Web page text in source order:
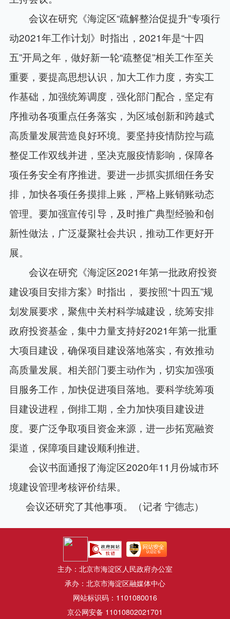
会议在研究《海淀区“疏解整治促提升”专项行
动2021年工作计划》时指出，2021年是“十四
五”开局之年，做好新一轮“疏整促”相关工作至关
重要，要提高思想认识，加大工作力度，夯实工
作基础，加强统筹调度，强化部门配合，坚定有
序推动各项重点任务落实，为区域创新和跨越式
高质量发展营造良好环境。要坚持疫情防控与疏
整促工作双线并进，坚决克服疫情影响，保障各
项任务安全有序推进。要进一步抓实抓细任务安
排，加快各项任务摸排上账，严格上账销账动态
管理。要加强宣传引导，及时推广典型经验和创
新性做法，广泛凝聚社会共识，推动工作更好开
展。
会议在研究《海淀区2021年第一批政府投资
建设项目安排方案》时指出， 要按照“十四五”规
划发展要求，聚焦中关村科学城建设，统筹安排
政府投资基金，集中力量支持好2021年第一批重
大项目建设，确保项目建设落地落实，有效推动
高质量发展。相关部门要主动作为，切实加强项
目服务工作，加快促进项目落地。要科学统筹项
目建设进程，倒排工期，全力加快项目建设进
度。要广泛争取项目资金来源，进一步拓宽融资
渠道，保障项目建设顺利推进。
会议书面通报了海淀区2020年11月份城市环
境建设管理考核评价结果。
会议还研究了其他事项。（记者 宁德志）
主办：北京市海淀区人民政府办公室
承办：北京市海淀区融媒体中心
网站标识码：1101080016
京公网安备 11010802021701